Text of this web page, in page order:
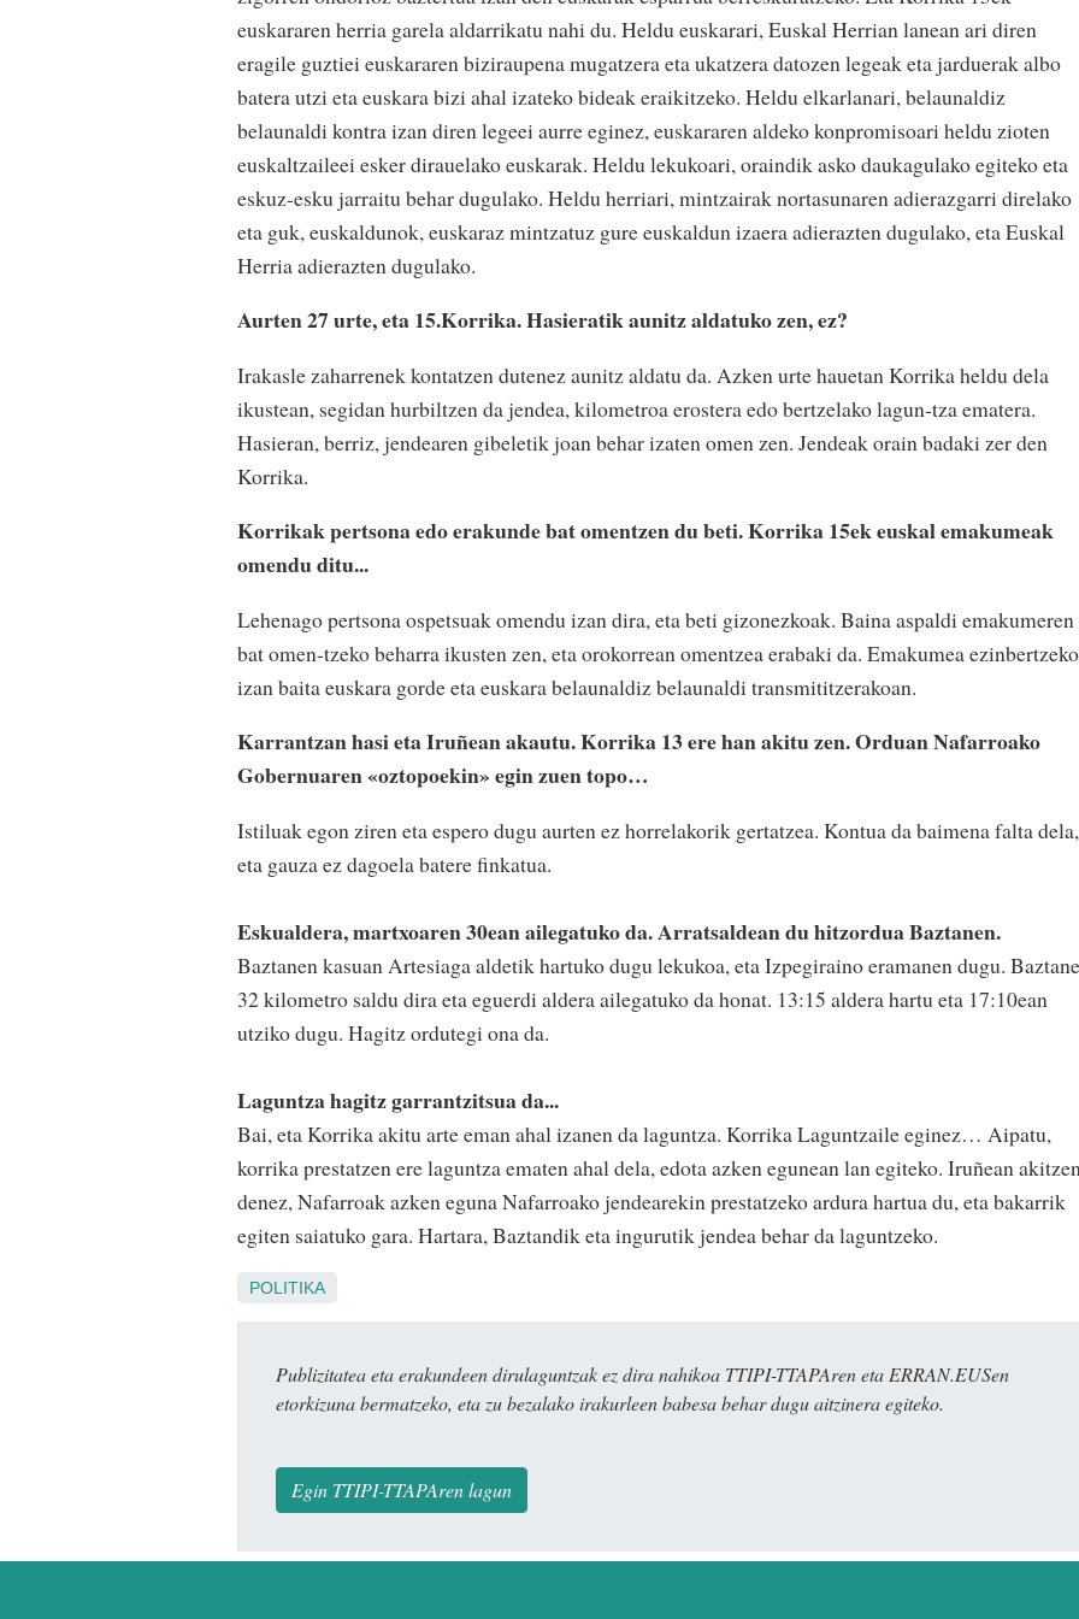
euskararen herria garela aldarrikatu nahi du. Heldu euskarari, Euskal Herrian lanean ari diren
eragile guztiei euskararen biziraupena mugatzera eta ukatzera datozen legeak eta jarduerak albo
batera utzi eta euskara bizi ahal izateko bideak eraikitzeko. Heldu elkarlanari, belaunaldiz
belaunaldi kontra izan diren legeei aurre eginez, euskararen aldeko konpromisoari heldu zioten
euskaltzaileei esker dirauelako euskarak. Heldu lekukoari, oraindik asko daukagulako egiteko eta
eskuz-esku jarraitu behar dugulako. Heldu herriari, mintzairak nortasunaren adierazgarri direlako
eta guk, euskaldunok, euskaraz mintzatuz gure euskaldun izaera adierazten dugulako, eta Euskal
Herria adierazten dugulako.
Aurten 27 urte, eta 15.Korrika. Hasieratik aunitz aldatuko zen, ez?
Irakasle zaharrenek kontatzen dutenez aunitz aldatu da. Azken urte hauetan Korrika heldu dela
ikustean, segidan hurbiltzen da jendea, kilometroa erostera edo bertzelako lagun-tza ematera.
Hasieran, berriz, jendearen gibeletik joan behar izaten omen zen. Jendeak orain badaki zer den
Korrika.
Korrikak pertsona edo erakunde bat omentzen du beti. Korrika 15ek euskal emakumeak
omendu ditu...
Lehenago pertsona ospetsuak omendu izan dira, eta beti gizonezkoak. Baina aspaldi emakumeren
bat omen-tzeko beharra ikusten zen, eta orokorrean omentzea erabaki da. Emakumea
izan baita euskara gorde eta euskara belaunaldiz belaunaldi transmititzerakoan.
Karrantzan hasi eta Iruñean akautu. Korrika 13 ere han akitu zen. Orduan Nafarroako
Gobernuaren «oztopoekin» egin zuen topo…
Istiluak egon ziren eta espero dugu aurten ez horrelakorik gertatzea. Kontua da baimena falta dela,
eta gauza ez dagoela batere finkatua.
Eskualdera, martxoaren 30ean ailegatuko da. Arratsaldean du hitzordua Baztanen.
Baztanen kasuan Artesiaga aldetik hartuko dugu lekukoa, eta Izpegiraino eramanen dugu.
32 kilometro saldu dira eta eguerdi aldera ailegatuko da honat. 13:15 aldera hartu eta 17:10ean
utziko dugu. Hagitz ordutegi ona da.
Laguntza hagitz garrantzitsua da...
Bai, eta Korrika akitu arte eman ahal izanen da laguntza. Korrika Laguntzaile eginez… Aipatu,
korrika prestatzen ere laguntza ematen ahal dela, edota azken egunean lan egiteko. Iruñean
denez, Nafarroak azken eguna Nafarroako jendearekin prestatzeko ardura hartua du, eta bakarrik
egiten saiatuko gara. Hartara, Baztandik eta ingurutik jendea behar da laguntzeko.
POLITIKA
Publizitatea eta erakundeen dirulaguntzak ez dira nahikoa TTIPI-TTAPAren eta ERRAN.EUSen
etorkizuna bermatzeko, eta zu bezalako irakurleen babesa behar dugu aitzinera egiteko.
Egin TTIPI-TTAPAren lagun